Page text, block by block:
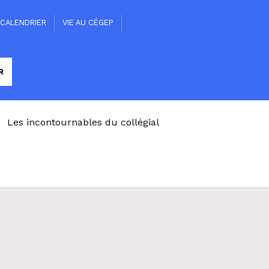
CALENDRIER VIE AU CÉGEP
Les incontournables du collégial